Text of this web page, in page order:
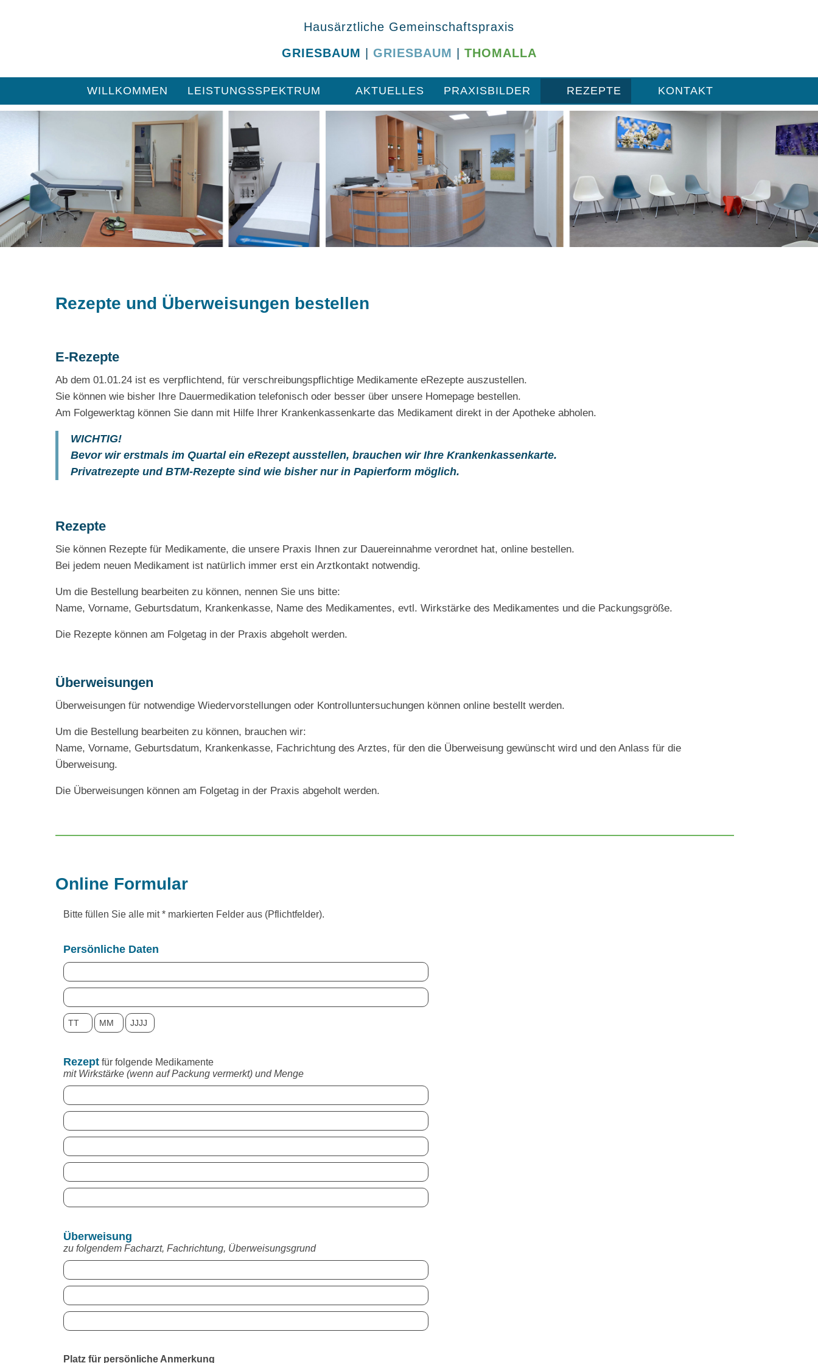
Hausärztliche Gemeinschaftspraxis
GRIESBAUM
GRIESBAUM THOMALLA
WILLKOMMEN LEISTUNGSSPEKTRUM AKTUELLES PRAXISBILDER REZEPTE KONTAKT
Rezepte und Überweisungen bestellen
E-Rezepte
Ab dem 01.01.24 ist es verpflichtend, für verschreibungspflichtige Medikamente eRezepte auszustellen.
Sie können wie bisher Ihre Dauermedikation telefonisch oder besser über unsere Homepage bestellen.
Am Folgewerktag können Sie dann mit Hilfe Ihrer Krankenkassenkarte das Medikament direkt in der Apotheke abholen.
WICHTIG!
Bevor wir erstmals im Quartal ein eRezept ausstellen, brauchen wir Ihre Krankenkassenkarte.
Privatrezepte und BTM-Rezepte sind wie bisher nur in Papierform möglich.
Rezepte
Sie können Rezepte für Medikamente, die unsere Praxis Ihnen zur Dauereinnahme verordnet hat, online bestellen.
Bei jedem neuen Medikament ist natürlich immer erst ein Arztkontakt notwendig.
Um die Bestellung bearbeiten zu können, nennen Sie uns bitte:
Name, Vorname, Geburtsdatum, Krankenkasse, Name des Medikamentes, evtl. Wirkstärke des Medikamentes und die Packungsgröße.
Die Rezepte können am Folgetag in der Praxis abgeholt werden.
Überweisungen
Überweisungen für notwendige Wiedervorstellungen oder Kontrolluntersuchungen können online bestellt werden.
Um die Bestellung bearbeiten zu können, brauchen wir:
Name, Vorname, Geburtsdatum, Krankenkasse, Fachrichtung des Arztes, für den die Überweisung gewünscht wird und den Anlass für die
Überweisung.
Die Überweisungen können am Folgetag in der Praxis abgeholt werden.
Online Formular